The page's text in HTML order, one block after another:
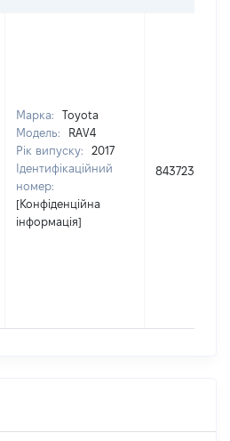
Марка:
Toyota
Модель:
RAV4
Рік випуску:
2017
Ідентифікаційний
номер:
[Конфіденційна
інформація]
843723